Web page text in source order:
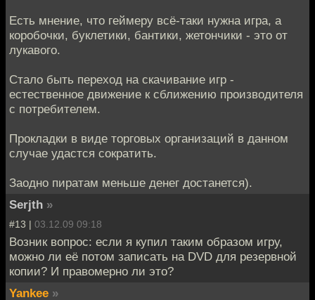
Есть мнение, что геймеру всё-таки нужна игра, а
коробочки, буклетики, бантики, жетончики - это от
лукавого.
Стало быть переход на скачивание игр -
естественное движение к сближению производителя
с потребителем.
Прокладки в виде торговых организаций в данном
случае удастся сократить.
Заодно пиратам меньше денег достанется).
Serjth »
#13 | 03.12.09 09:18
Возник вопрос: если я купил таким образом игру,
можно ли её потом записать на DVD для резервной
копии? И правомерно ли это?
Yankee »